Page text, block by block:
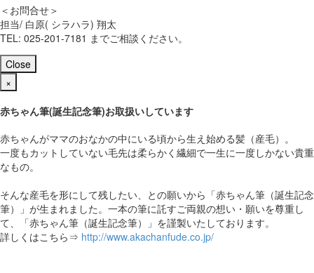
＜お問合せ＞
担当/ 白原( シラハラ) 翔太
TEL: 025-201-7181 までご相談ください。
Close
×
赤ちゃん筆(誕生記念筆)お取扱いしています
赤ちゃんがママのおなかの中にいる頃から生え始める髪（産毛）。
一度もカットしていない毛先は柔らかく繊細で一生に一度しかない貴重
なもの。
そんな産毛を形にして残したい、との願いから「赤ちゃん筆（誕生記念
筆）」が生まれました。一本の筆に託すご両親の想い・願いを尊重し
て、「赤ちゃん筆（誕生記念筆）」を謹製いたしております。
詳しくはこちら⇒ http://www.akachanfude.co.jp/